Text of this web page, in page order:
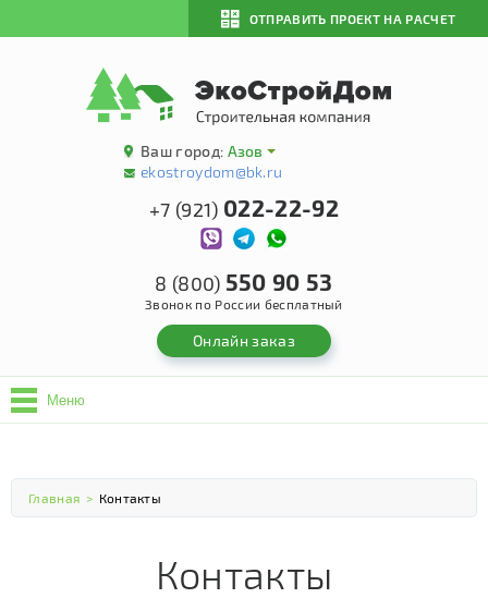
ОТПРАВИТЬ ПРОЕКТ НА РАСЧЕТ
Ваш город: Азов
ekostroydom@bk.ru
+7 (921) 022-22-92
8 (800) 550 90 53
Звонок по России бесплатный
Онлайн заказ
Меню
Главная > Контакты
Контакты